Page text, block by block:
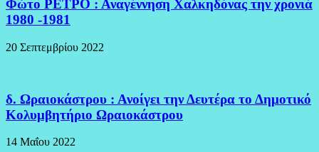
Φώτο ΡΕΤΡΟ : Αναγέννηση Χαλκηδόνας την χρονιά
1980 -1981
20 Σεπτεμβρίου 2022
δ. Ωραιοκάστρου : Ανοίγει την Δευτέρα το Δημοτικό
Κολυμβητήριο Ωραιοκάστρου
14 Μαΐου 2022